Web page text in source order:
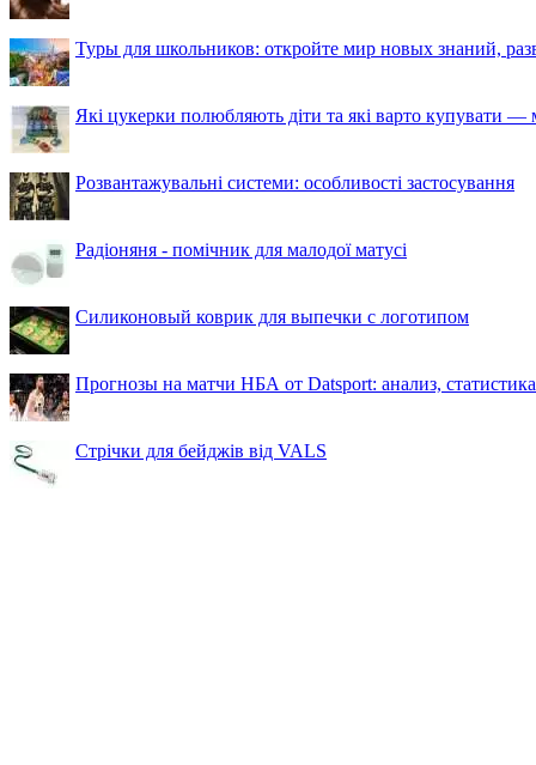
Туры для школьников: откройте мир новых знаний,
Які цукерки полюбляють діти та які варто купувати —
Розвантажувальні системи: особливості застосування
Радіоняня - помічник для малодої матусі
Силиконовый коврик для выпечки с логотипом
Прогнозы на матчи НБА от Datsport: анализ,
Стрічки для бейджів від VALS